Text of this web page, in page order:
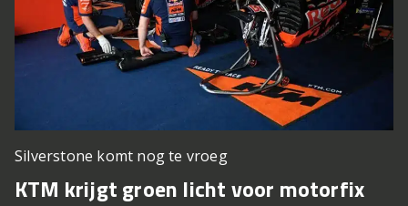
Silverstone komt nog te vroeg
KTM krijgt groen licht voor motorfix